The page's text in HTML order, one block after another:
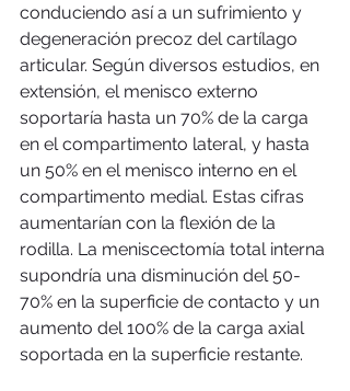
conduciendo así a un sufrimiento y
degeneración precoz del cartílago
articular. Según diversos estudios, en
extensión, el menisco externo
soportaría hasta un 70% de la carga
en el compartimento lateral, y hasta
un 50% en el menisco interno en el
compartimento medial. Estas cifras
aumentarían con la flexión de la
rodilla. La meniscectomía total interna
supondría una disminución del 50-
70% en la superficie de contacto y un
aumento del 100% de la carga axial
soportada en la superficie restante.